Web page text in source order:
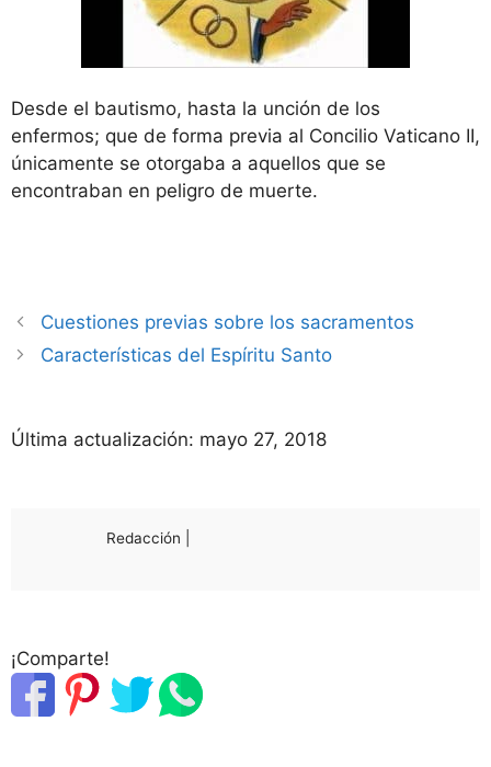
Desde el bautismo, hasta la unción de los
enfermos; que de forma previa al Concilio Vaticano II,
únicamente se otorgaba a aquellos que se
encontraban en peligro de muerte.
Cuestiones previas sobre los sacramentos
Características del Espíritu Santo
Última actualización: mayo 27, 2018
Redacción |
¡Comparte!